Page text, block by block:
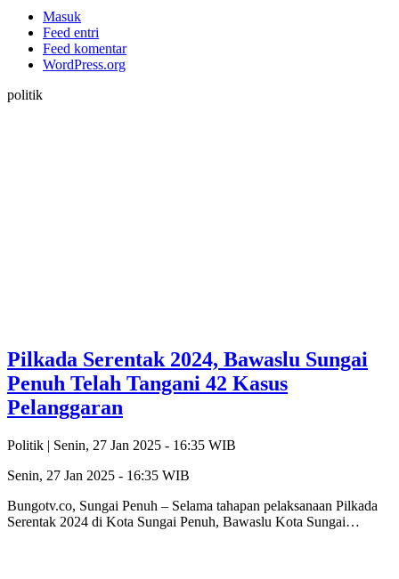
Masuk
Feed entri
Feed komentar
WordPress.org
politik
Pilkada Serentak 2024, Bawaslu Sungai
Penuh Telah Tangani 42 Kasus
Pelanggaran
Politik | Senin, 27 Jan 2025 - 16:35 WIB
Senin, 27 Jan 2025 - 16:35 WIB
Bungotv.co, Sungai Penuh – Selama tahapan pelaksanaan Pilkada
Serentak 2024 di Kota Sungai Penuh, Bawaslu Kota Sungai…